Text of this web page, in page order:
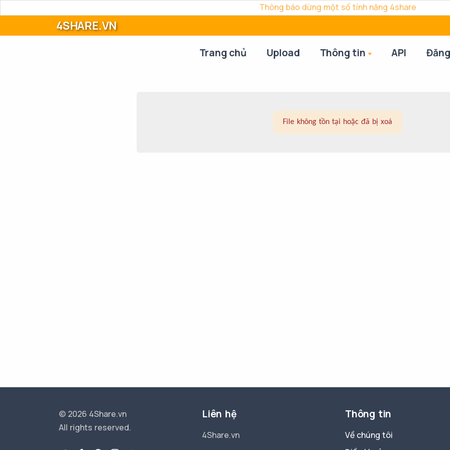
Thông báo dừng một số tính năng 4share
4SHARE.VN
Trang chủ Upload Thông tin API
File không tồn tại hoặc đã bị xoá
© 2026 4Share.vn
All rights reserved.
Liên hệ
4Share.vn
Thông tin
Về chúng tôi